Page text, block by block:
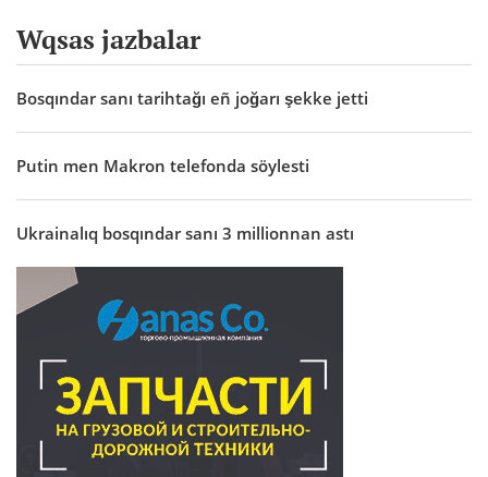
Wqsas jazbalar
Bosqındar sanı tarihtağı eñ joğarı şekke jetti
Putin men Makron telefonda söylesti
Ukrainalıq bosqındar sanı 3 millionnan astı